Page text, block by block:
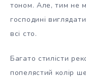
тоном. Але, тим не
господині
всі сто.
Багато стилісти
попелястий колір